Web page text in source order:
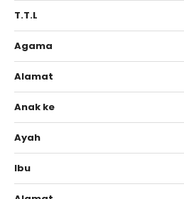
T.T.L
Agama
Alamat
Anak ke
Ayah
Ibu